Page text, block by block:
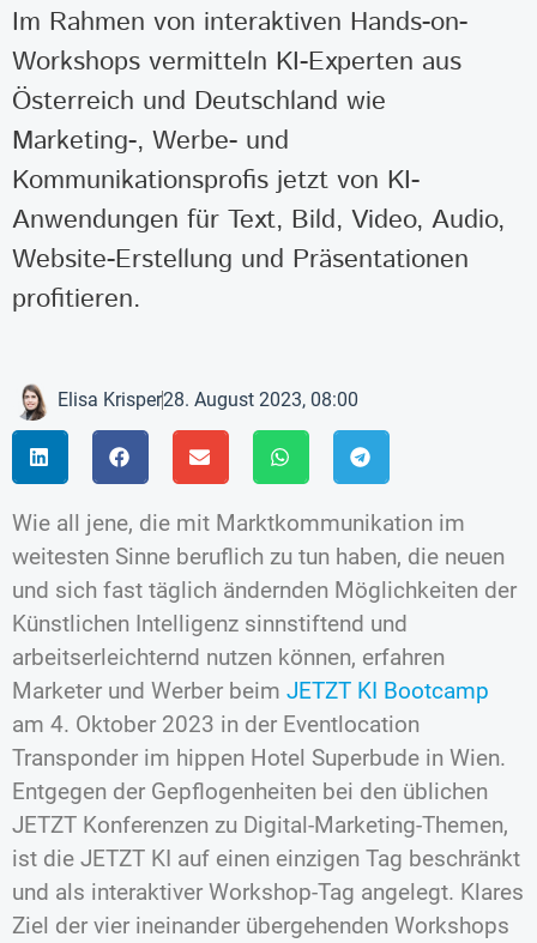
Im Rahmen von interaktiven Hands-on-
Workshops vermitteln KI-Experten aus
Österreich und Deutschland wie
Marketing-, Werbe- und
Kommunikationsprofis jetzt von KI-
Anwendungen für Text, Bild, Video, Audio,
Website-Erstellung und Präsentationen
profitieren.
Elisa Krisper28. August 2023, 08:00
Wie all jene, die mit Marktkommunikation im
weitesten Sinne beruflich zu tun haben, die neuen
und sich fast täglich ändernden Möglichkeiten der
Künstlichen Intelligenz sinnstiftend und
arbeitserleichternd nutzen können, erfahren
Marketer und Werber beim JETZT KI Bootcamp
am 4. Oktober 2023 in der Eventlocation
Transponder im hippen Hotel Superbude in Wien.
Entgegen der Gepflogenheiten bei den üblichen
JETZT Konferenzen zu Digital-Marketing-Themen,
ist die JETZT KI auf einen einzigen Tag beschränkt
und als interaktiver Workshop-Tag angelegt. Klares
Ziel der vier ineinander übergehenden Workshops